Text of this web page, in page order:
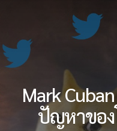
Mark
ปัญหาขอ